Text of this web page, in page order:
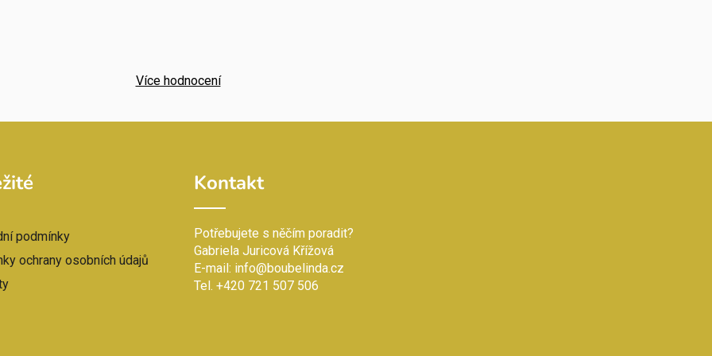
Více hodnocení
podmínky
ochrany osobních údajů
Kontakt
Potřebujete s něčím poradit?
Gabriela Juricová Křížová
E-mail: info@boubelinda.cz
Tel. +420 721 507 506